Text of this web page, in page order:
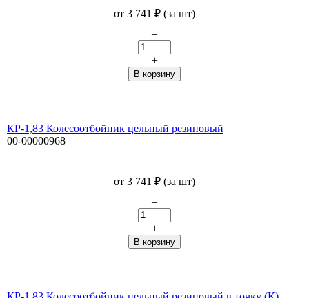
от 3 741 ₽ (за шт)
–
+
КР-1,83 Колесоотбойник цельный резиновый
00-00000968
от 3 741 ₽ (за шт)
–
+